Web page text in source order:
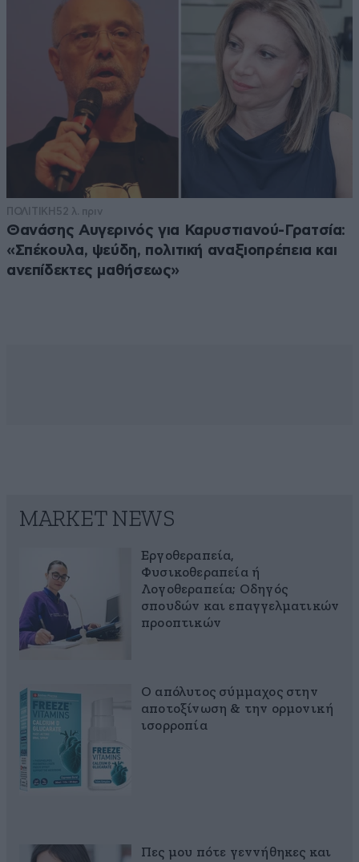
ΠΟΛΙΤΙΚΗ 52 λ. πριν
Θανάσης Αυγερινός για Καρυστιανού-Γρατσία:
«Σπέκουλα, ψεύδη, πολιτική αναξιοπρέπεια και
ανεπίδεκτες μαθήσεως»
MARKET NEWS
Εργοθεραπεία,
Φυσικοθεραπεία ή
Λογοθεραπεία; Οδηγός
σπουδών και επαγγελματικών
προοπτικών
Ο απόλυτος σύμμαχος στην
αποτοξίνωση & την ορμονική
ισορροπία
Πες μου πότε γεννήθηκες και